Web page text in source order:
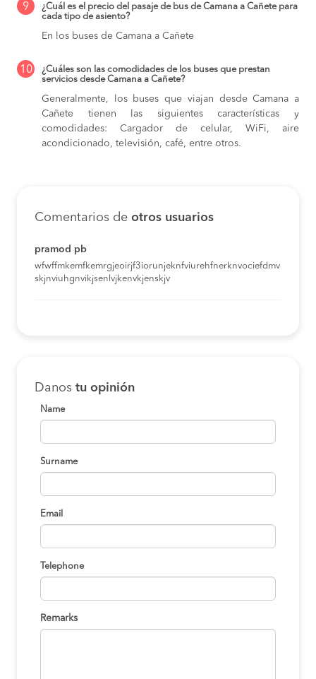
9
¿Cuál es el precio del pasaje de bus de Camana a Cañete para
cada tipo de asiento?
En los buses de Camana a Cañete
10
¿Cuáles son las comodidades de los buses que prestan
servicios desde Camana a Cañete?
Generalmente, los buses que viajan desde Camana a
Cañete tienen las siguientes características y
comodidades: Cargador de celular, WiFi, aire
acondicionado, televisión, café, entre otros.
Comentarios de otros usuarios
pramod pb
wfwffmkemfkemrgjeoirjf3iorunjeknfviurehfnerknvociefdmv
skjnviuhgnvikjsenlvjkenvkjenskjv
Danos tu opinión
Name
Surname
Email
Telephone
Remarks